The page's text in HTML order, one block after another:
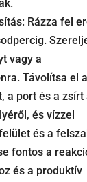
Rázza fel
vagy a
Távolítsa el a
a port és a zsírt
és vízzel
és a
fontos a
és a produktív